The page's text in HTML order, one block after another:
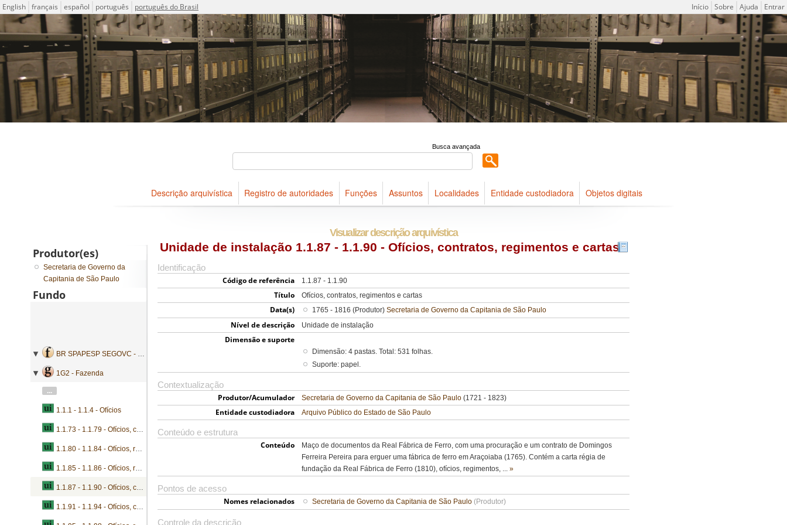
Idioma
English français español português português do Brasil Menu do usuário
Início Sobre Ajuda Entrar
Descrições arquivísticas do acervo do Arquivo Público do Estado de São Paulo
Projeto ICA-AtoM
Busca avançada
Descrição arquivística Registro de autoridades Funções Assuntos Localidades Entidade custodiadora Objetos digitais
Visualizar descrição arquivística
Unidade de instalação 1.1.87 - 1.1.90 - Ofícios, contratos, regimentos e cartas
Identificação
Código de referência 1.1.87 - 1.1.90
Título Ofícios, contratos, regimentos e cartas
Data(s) 1765 - 1816 (Produtor) Secretaria de Governo da Capitania de São Paulo
Nível de descrição Unidade de instalação
Dimensão e suporte
Dimensão: 4 pastas. Total: 531 folhas.
Suporte: papel.
Contextualização
Produtor/Acumulador Secretaria de Governo da Capitania de São Paulo(1721 - 1823)
Entidade custodiadora Arquivo Público do Estado de São Paulo
Conteúdo e estrutura
Conteúdo
Maço de documentos da Real Fábrica de Ferro, com uma procuração e um contrato de Domingos
Ferreira Pereira para erguer uma fábrica de ferro em Araçoiaba (1765). Contém a carta régia de
fundação da Real Fábrica de Ferro (1810), ofícios, regimentos, ... »
Pontos de acesso
Nomes relacionados Secretaria de Governo da Capitania de São Paulo (Produtor)
Controle da descrição
Produtor(es)
Secretaria de Governo da
Capitania de São Paulo
Fundo
BR SPAPESP SEGOVC - Secretaria de Governo da Capitania de São Paulo
1G2 - Fazenda
...
1.1.1 - 1.1.4 - Ofícios
1.1.73 - 1.1.79 - Ofícios, contas, instruções, arrematações, arrecadações e concessões
1.1.80 - 1.1.84 - Ofícios, requerimentos, certidões, balanços, cartas e prestações de contas
1.1.85 - 1.1.86 - Ofícios, requerimentos, cartas, portarias, provisões e mandados de execução
1.1.87 - 1.1.90 - Ofícios, contratos, regimentos e cartas
1.1.91 - 1.1.94 - Ofícios, contratos, inventários, contas e inventários